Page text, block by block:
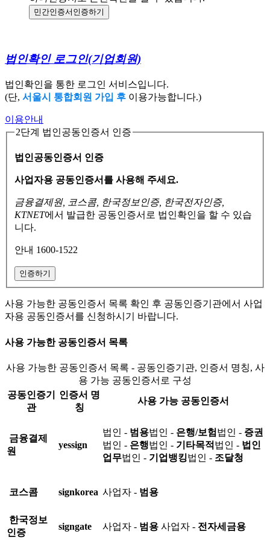
민간인증서 인증하기
법인확인 로그인(기업회원)
법인확인을 통한 로그인 서비스입니다.
(단, 서울시 통합회원 가입 후 이용가능합니다.)
이용안내
2단계 법인공동인증서 인증
법인공동인증서 인증
사업자용 공동인증서를 사용해 주세요.
금융결제원, 코스콤, 한국정보인증, 한국전자인증,
KTNET에서 발급한 공동인증서로 법인확인을 할 수 있습
니다.
안내 1600-1522
인증하기
사용 가능한 공동인증서 목록 확인 후 공동인증기관에서 사업
자용 공동인증서를 신청하시기 바랍니다.
사용 가능한 공동인증서 목록
사용 가능한 공동인증서 목록 - 공동인증기관, 인증서 명칭, 사
용 가능 공동인증서로 구성
공동인증기
관
인증서 명
칭
사용 가능 공동인증서
금융결제
원
yessign
법인 - 범용법인 - 은행/보험 법인 - 증권
법인 - 은행법인 - 기타목적 법인 - 법인
업무법인 - 기업뱅킹법인 - 조달청
코스콤 signkorea 사업자 - 범용
한국정보
인증
signgate 사업자 - 범용 사업자 - 전자세금용